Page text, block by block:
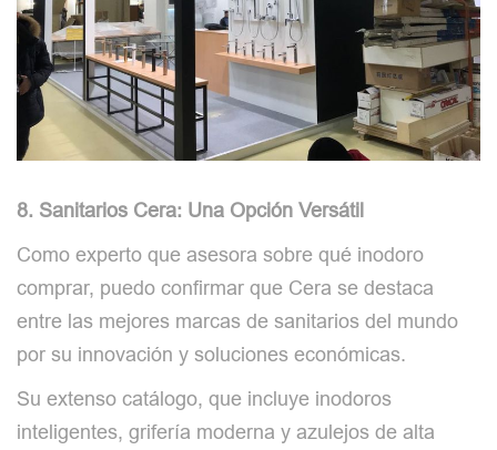
8. Sanitarios Cera: Una Opción Versátil
Como experto que asesora sobre qué inodoro
comprar, puedo confirmar que Cera se destaca
entre las mejores marcas de sanitarios del mundo
por su innovación y soluciones económicas.
Su extenso catálogo, que incluye inodoros
inteligentes, grifería moderna y azulejos de alta